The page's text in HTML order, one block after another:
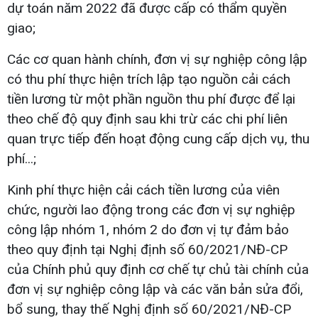
dự toán năm 2022 đã được cấp có thẩm quyền
giao;
Các cơ quan hành chính, đơn vị sự nghiệp công lập
có thu phí thực hiện trích lập tạo nguồn cải cách
tiền lương từ một phần nguồn thu phí được để lại
theo chế độ quy định sau khi trừ các chi phí liên
quan trực tiếp đến hoạt động cung cấp dịch vụ, thu
phí...;
Kinh phí thực hiện cải cách tiền lương của viên
chức, người lao động trong các đơn vị sự nghiệp
công lập nhóm 1, nhóm 2 do đơn vị tự đảm bảo
theo quy định tại Nghị định số 60/2021/NĐ-CP
của Chính phủ quy định cơ chế tự chủ tài chính của
đơn vị sự nghiệp công lập và các văn bản sửa đổi,
bổ sung, thay thế Nghị định số 60/2021/NĐ-CP